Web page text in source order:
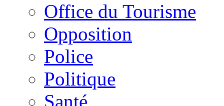
Office du Tourisme
Opposition
Police
Politique
Santé